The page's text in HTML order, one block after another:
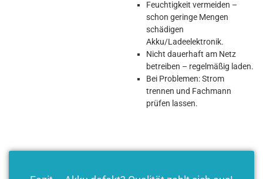
Feuchtigkeit vermeiden –
schon geringe Mengen
schädigen
Akku/Ladeelektronik.
Nicht dauerhaft am Netz
betreiben – regelmäßig laden.
Bei Problemen: Strom
trennen und Fachmann
prüfen lassen.